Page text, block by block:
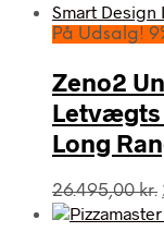
På Udsalg!
Zeno2
Letvægts
Long
26.495,00kr.